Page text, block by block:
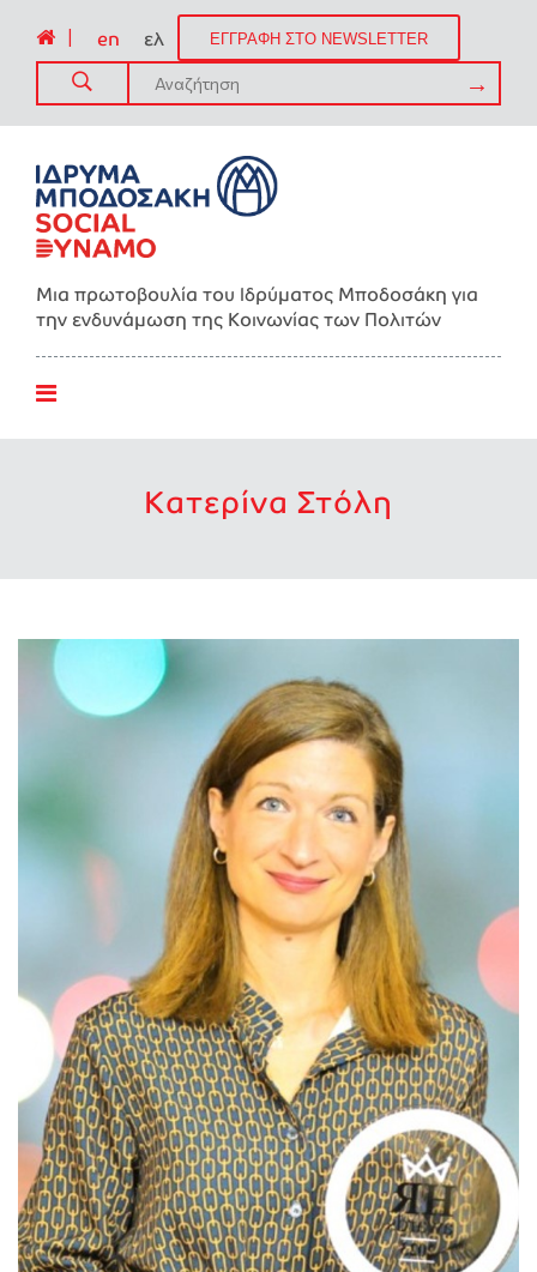
en ελ ΕΓΓΡΑΦΗ ΣΤΟ NEWSLETTER
Μια πρωτοβουλία του Ιδρύματος Μποδοσάκη για
την ενδυνάμωση της Kοινωνίας των Πολιτών
Κατερίνα Στόλη